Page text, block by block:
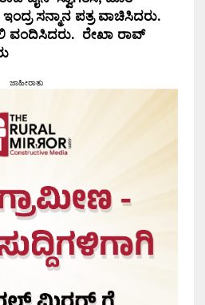
ಸನ್ಮಾನ ಪತ್ರ ವಾಚಿಸಿದರು.
ವಂದಿಸಿದರು. ರೇಖಾ ರಾವ್
ಜಾಹೀರಾತು